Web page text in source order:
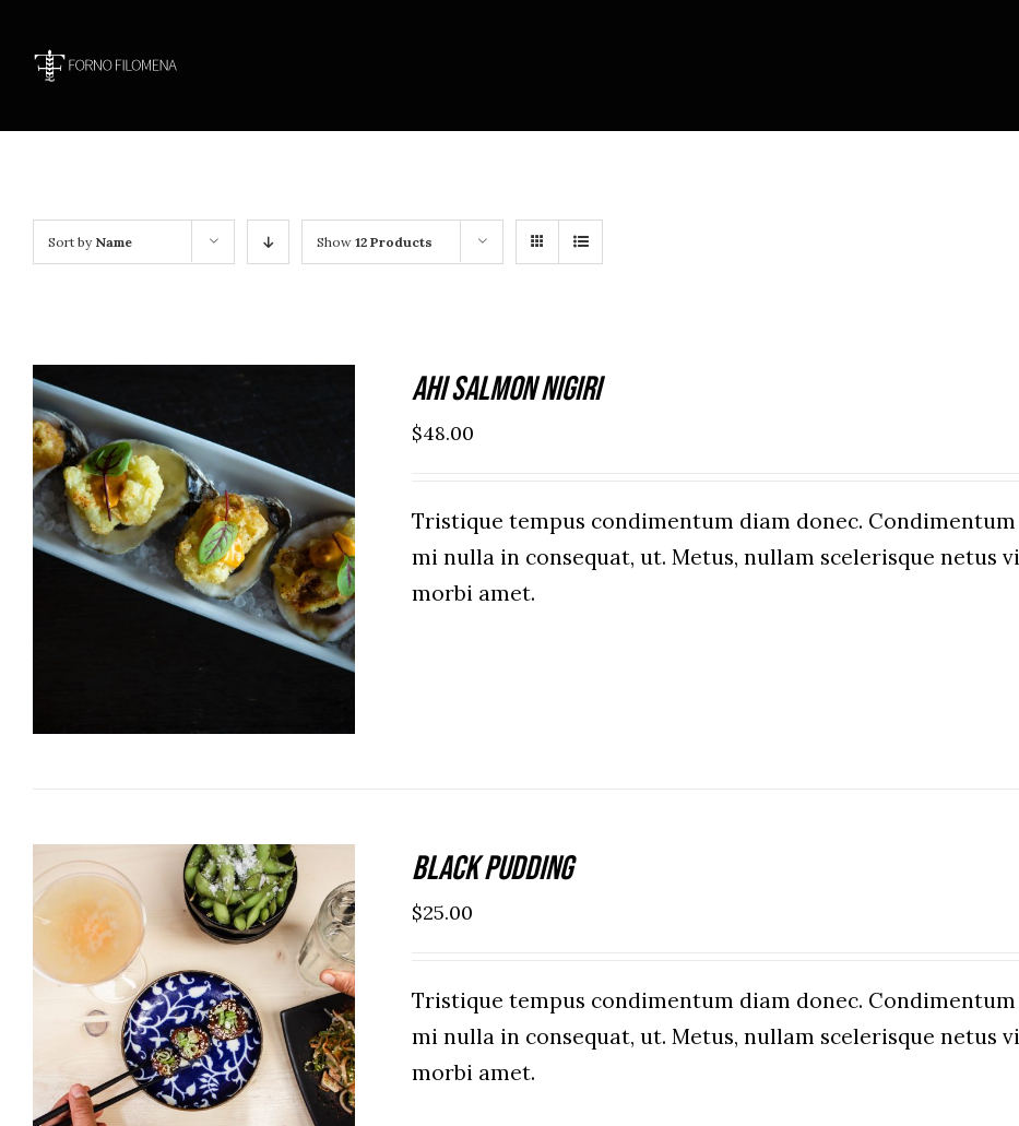
content
Sort by Name Show 12 Products
ADD TO CART / DETAILS
Ahi Salmon Nigiri
$48.00
Tristique tempus condimentum diam donec.
mi nulla in consequat, ut. Metus, nullam scelerisque netus
morbi amet.
ADD TO CART / DETAILS
Black Pudding
$25.00
Tristique tempus condimentum diam donec.
mi nulla in consequat, ut. Metus, nullam scelerisque netus
morbi amet.